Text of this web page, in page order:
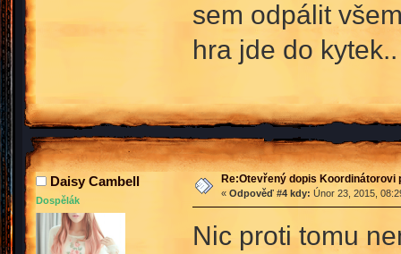
sem odpálit
hra jde do kytek..
Daisy Cambell
Dospělák
Re:Otevřený dopis Koordinátorovi
« Odpověď #4 kdy: Únor 23, 2015,
Nic proti tomu